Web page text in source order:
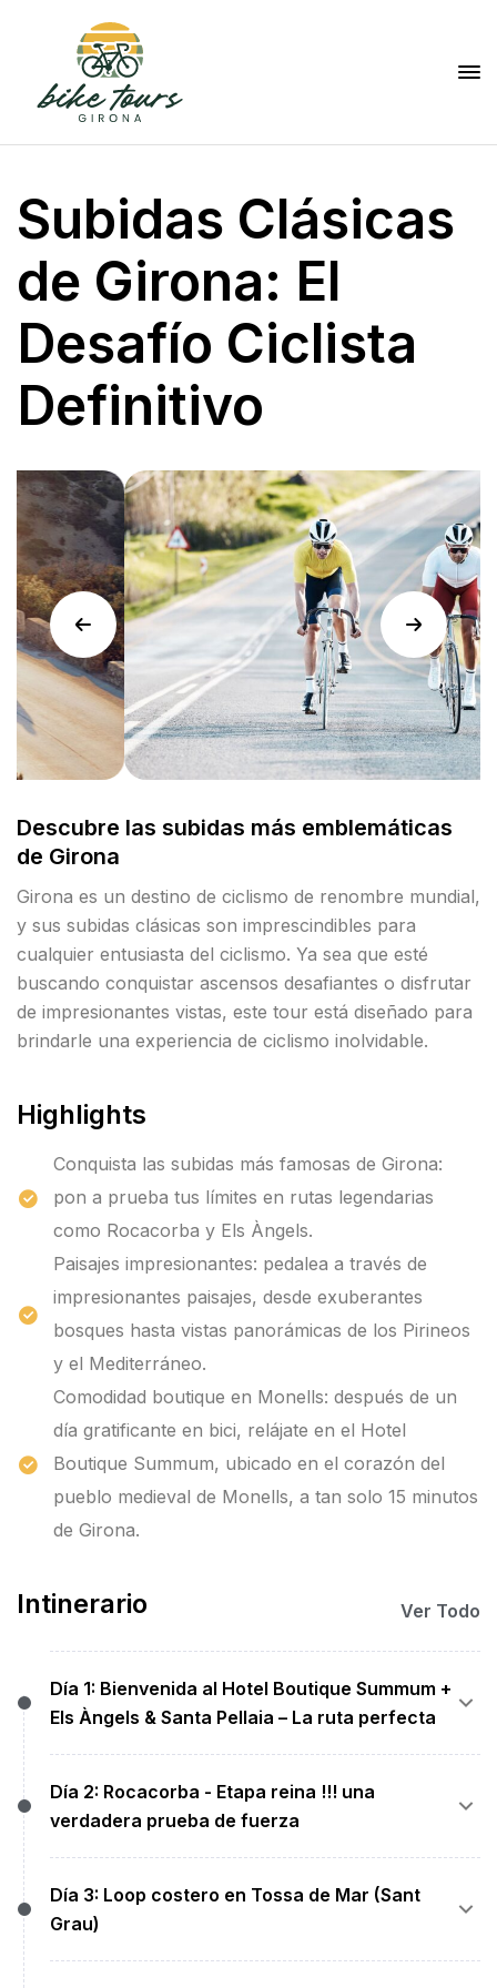
Subidas Clásicas
de Girona: El
Desafío Ciclista
Definitivo
Descubre las subidas más emblemáticas
de Girona
Girona es un destino de ciclismo de renombre mundial,
y sus subidas clásicas son imprescindibles para
cualquier entusiasta del ciclismo. Ya sea que esté
buscando conquistar ascensos desafiantes o disfrutar
de impresionantes vistas, este tour está diseñado para
brindarle una experiencia de ciclismo inolvidable.
Highlights
Conquista las subidas más famosas de Girona:
pon a prueba tus límites en rutas legendarias
como Rocacorba y Els Àngels.
Paisajes impresionantes: pedalea a través de
impresionantes paisajes, desde exuberantes
bosques hasta vistas panorámicas de los Pirineos
y el Mediterráneo.
Comodidad boutique en Monells: después de un
día gratificante en bici, relájate en el Hotel
Boutique Summum, ubicado en el corazón del
pueblo medieval de Monells, a tan solo 15 minutos
de Girona.
Intinerario Ver Todo
Día 1: Bienvenida al Hotel Boutique Summum +
Els Àngels & Santa Pellaia – La ruta perfecta
al equipo que te acompañará todos los días.
Prepararás tu bicicleta y saldremos a calentar por
dos puertos míticos justo al lado del hotel. Cuando
lleguemos descansaremos un rato y disfrutaremos
de una cena de bienvenida con cocina local.
Día 2: Rocacorba - Etapa reina !!! una
verdadera prueba de fuerza
saldremos temprano para desafiar la etapa reina,
subiremos el puerto más mítico de Girona,
Rocacorba !!!!, donde subía tres y cuatro veces
Día 3: Loop costero en Tossa de Mar (Sant
Grau)